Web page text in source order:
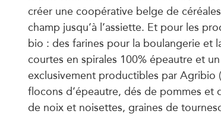
créer une coopérative belge de
champ jusqu’à l’assiette. Et pour les
bio : des farines pour la boulangerie et
courtes en spirales 100% épeautre et
exclusivement productibles par Agribio
flocons d’épeautre, dés de pommes et
de noix et noisettes, graines de